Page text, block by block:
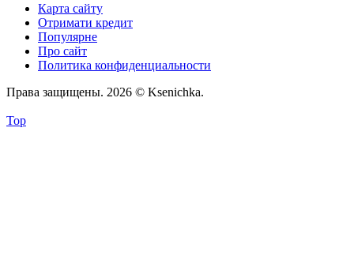
Карта сайту
Отримати кредит
Популярне
Про сайт
Политика конфиденциальности
Права защищены. 2026 © Ksenichka.
Top